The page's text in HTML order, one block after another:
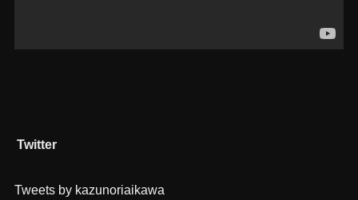
Twitter
Tweets by kazunoriaikawa